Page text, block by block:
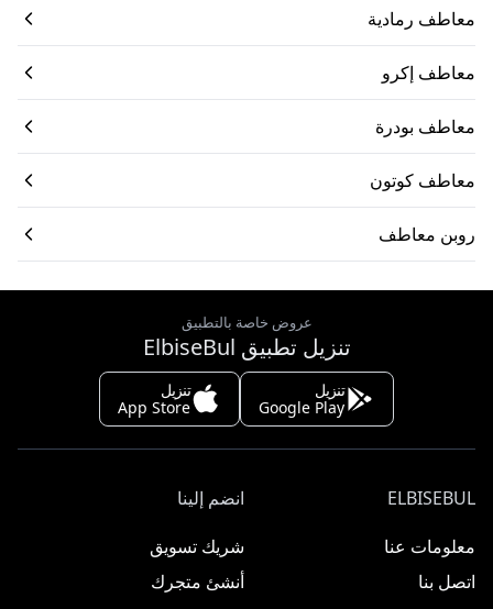
معاطف رمادية
معاطف إكرو
معاطف بودرة
معاطف كوتون
روبن معاطف
عروض خاصة بالتطبيق
تنزيل تطبيق ElbiseBul
تنزيل
Google Play
تنزيل
App Store
ELBISEBUL
معلومات عنا
اتصل بنا
انضم إلينا
شريك تسويق
أنشئ متجرك